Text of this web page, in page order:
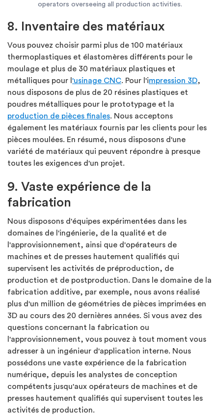
operators overseeing all production activities.
8. Inventaire des matériaux
Vous pouvez choisir parmi plus de 100 matériaux
thermoplastiques et élastomères différents pour le
moulage et plus de 30 matériaux plastiques et
métalliques pour l 'usinage CNC. Pour l'impression 3D,
nous disposons de plus de 20 résines plastiques et
poudres métalliques pour le prototypage et la
production de pièces finales. Nous acceptons
également les matériaux fournis par les clients pour les
pièces moulées. En résumé, nous disposons d'une
variété de matériaux qui peuvent répondre à presque
toutes les exigences d'un projet.
9. Vaste expérience de la
fabrication
Nous disposons d'équipes expérimentées dans les
domaines de l'ingénierie, de la qualité et de
l'approvisionnement, ainsi que d'opérateurs de
machines et de presses hautement qualifiés qui
supervisent les activités de préproduction, de
production et de postproduction. Dans le domaine de la
fabrication additive, par exemple, nous avons réalisé
plus d'un million de géométries de pièces imprimées en
3D au cours des 20 dernières années. Si vous avez des
questions concernant la fabrication ou
l'approvisionnement, vous pouvez à tout moment vous
adresser à un ingénieur d'application interne. Nous
possédons une vaste expérience de la fabrication
numérique, depuis les analystes de conception
compétents jusqu'aux opérateurs de machines et de
presses hautement qualifiés qui supervisent toutes les
activités de production.